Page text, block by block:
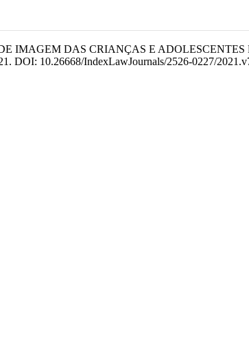
IMAGEM DAS CRIANÇAS E ADOLESCENTES
DOI: 10.26668/IndexLawJournals/2526-0227/